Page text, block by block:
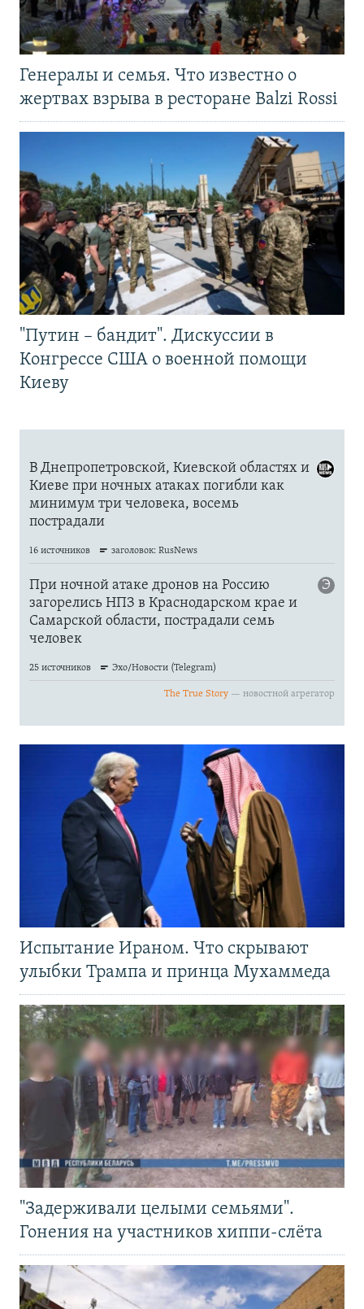
Генералы и семья. Что известно о
жертвах взрыва в ресторане Balzi Rossi
"Путин – бандит". Дискуссии в
Конгрессе США о военной помощи
Киеву
Испытание Ираном. Что скрывают
улыбки Трампа и принца Мухаммеда
"Задерживали целыми семьями".
Гонения на участников хиппи-слёта